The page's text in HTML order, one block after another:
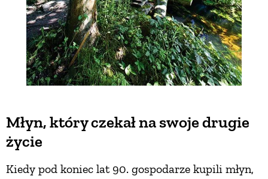
Młyn, który czekał na swoje drugie
życie
Kiedy pod koniec lat 90. gospodarze kupili młyn,